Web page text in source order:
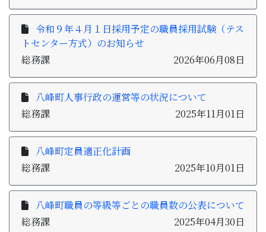
ビジネス・産業
行政情報
令和９年４月１日採用予定の職員採用試験（テス
トセンター方式）のお知らせ
総務課
2026年06月08日
八峰町人事行政の運営等の状況について
総務課
2025年11月01日
八峰町定員適正化計画
総務課
2025年10月01日
八峰町職員の等級等ごとの職員数の公表について
総務課
2025年04月30日